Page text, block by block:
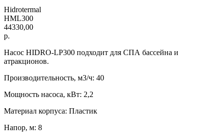
Hidrotermal
HML300
44330,00
р.
Насос HIDRO-LP300 подходит для СПА бассейна и
атракционов.
Производительность, м3/ч: 40
Мощность насоса, кВт: 2,2
Материал корпуса: Пластик
Напор, м: 8